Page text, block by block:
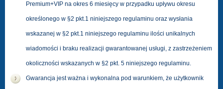
Premium+VIP na okres 6 miesięcy w przypadku upływu okresu
określonego w §2 pkt.1 niniejszego regulaminu oraz wysłania
wskazanej w §2 pkt.1 niniejszego regulaminu ilości unikalnych
wiadomości i braku realizacji gwarantowanej usługi, z zastrzeżeniem
okoliczności wskazanych w §2 pkt. 5 niniejszego regulaminu.
Gwarancja jest ważna i wykonalna pod warunkiem, że użytkownik